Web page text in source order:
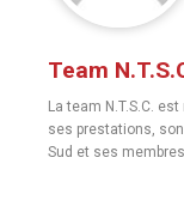
Team
La team N.T.S.C.
ses prestations,
Sud et ses